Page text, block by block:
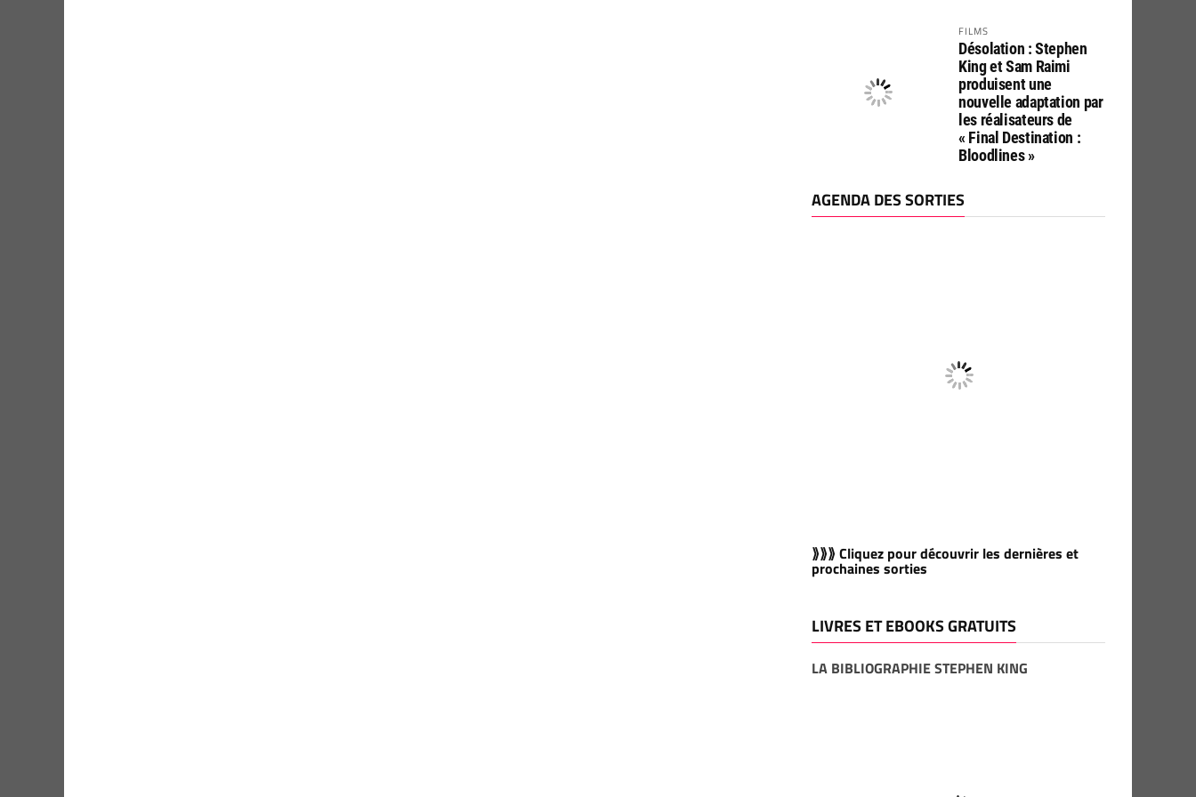
FILMS
Désolation : Stephen
King et Sam Raimi
produisent une
nouvelle adaptation par
les réalisateurs de
« Final Destination :
Bloodlines »
AGENDA DES SORTIES
⟫⟫⟫ Cliquez pour découvrir les dernières et
prochaines sorties
LIVRES ET EBOOKS GRATUITS
LA BIBLIOGRAPHIE STEPHEN KING